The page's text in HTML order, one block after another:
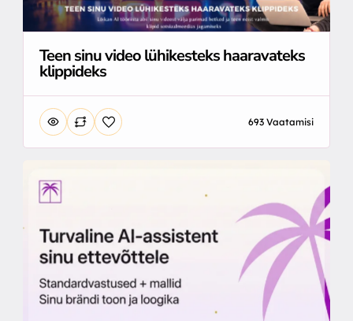
Teen sinu video lühikesteks haaravateks
klippideks
693 Vaatamisi